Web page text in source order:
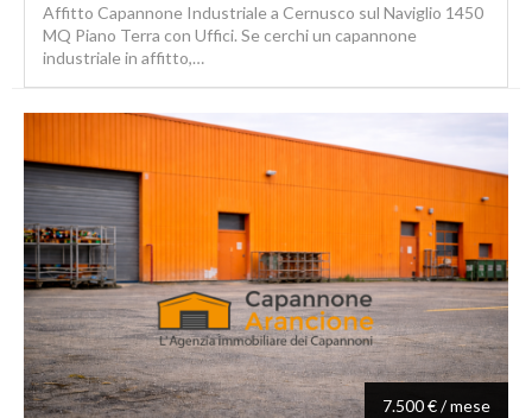
Affitto Capannone Industriale a Cernusco sul Naviglio 1450
MQ Piano Terra con Uffici. Se cerchi un capannone
industriale in affitto,…
7.500 € / mese